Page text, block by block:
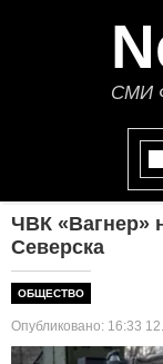
СМИ
ЧВК «Вагнер»
Северска
ОБЩЕСТВО
Опубликовано: 16:33